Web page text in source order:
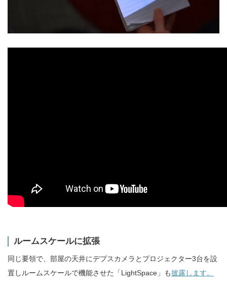
ルームスケールに拡張
同じ要領で、部屋の天井にデプスカメラとプロジェクター3台を設
置しルームスケールで機能させた「LightSpace」も披露します。